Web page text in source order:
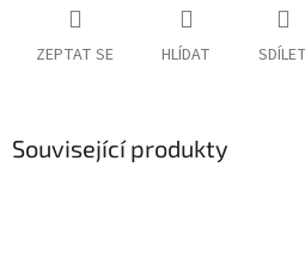
ZEPTAT SE HLÍDAT SDÍLET
Související produkty